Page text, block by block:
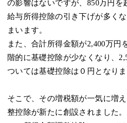
の影響はないですが、850万円を
給与所得控除の引き下げが多く
まいます。
また、合計所得金額が2,400万円
階的に基礎控除が少なくなり、
ついては基礎控除は０円となりま
そこで、その増税額が一気に増
整控除が新たに創設されました。